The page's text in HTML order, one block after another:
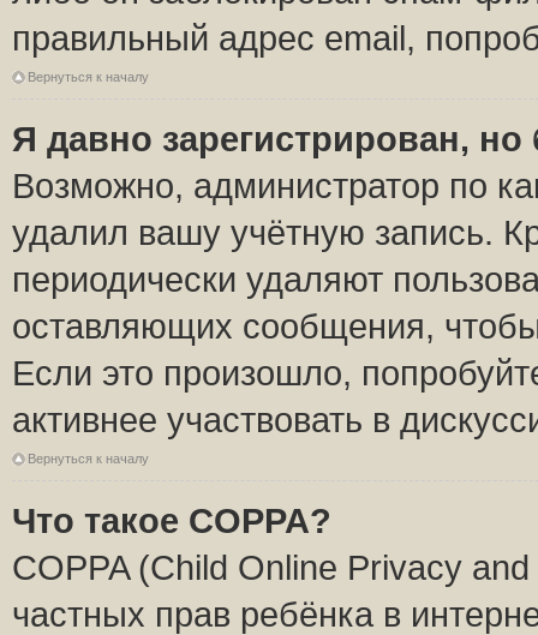
правильный адрес email,
Вернуться к началу
Я давно зарегистрирован,
Возможно, администратор по
удалил вашу учётную запись.
периодически удаляют
оставляющих сообщения,
Если это произошло,
активнее участвовать в
Вернуться к началу
Что такое COPPA?
COPPA (Child Online Privacy
частных прав ребёнка в